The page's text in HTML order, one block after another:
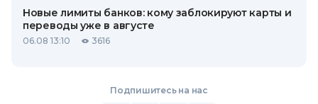
Новые лимиты банков: кому заблокируют карты и
переводы уже в августе
06.08 13:10 3616
Подпишитесь на нас